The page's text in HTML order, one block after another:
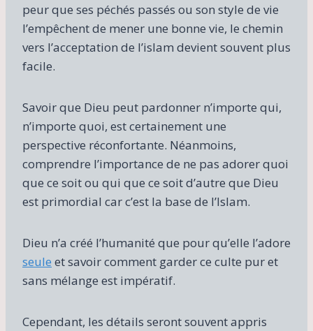
peur que ses péchés passés ou son style de vie
l’empêchent de mener une bonne vie, le chemin
vers l’acceptation de l’islam devient souvent plus
facile.
Savoir que Dieu peut pardonner n’importe qui,
n’importe quoi, est certainement une
perspective réconfortante. Néanmoins,
comprendre l’importance de ne pas adorer quoi
que ce soit ou qui que ce soit d’autre que Dieu
est primordial car c’est la base de l’Islam.
Dieu n’a créé l’humanité que pour qu’elle l’adore
seule et savoir comment garder ce culte pur et
sans mélange est impératif.
Cependant, les détails seront souvent appris